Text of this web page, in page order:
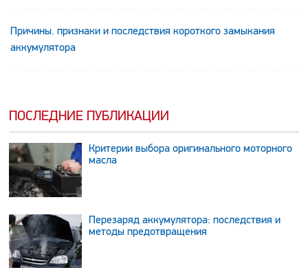
Причины. признаки и последствия короткого замыкания
аккумулятора
ПОСЛЕДНИЕ ПУБЛИКАЦИИ
Критерии выбора оригинального моторного
масла
Перезаряд аккумулятора: последствия и
методы предотвращения